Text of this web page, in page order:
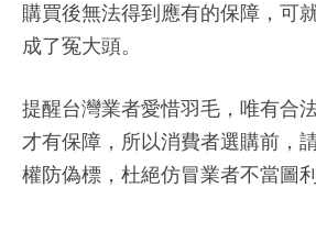
購買後無法得到應有的保障，可
成了冤大頭。
提醒台灣業者愛惜羽毛，唯有合
才有保障，所以消費者選購前，
權防偽標，杜絕仿冒業者不當圖利